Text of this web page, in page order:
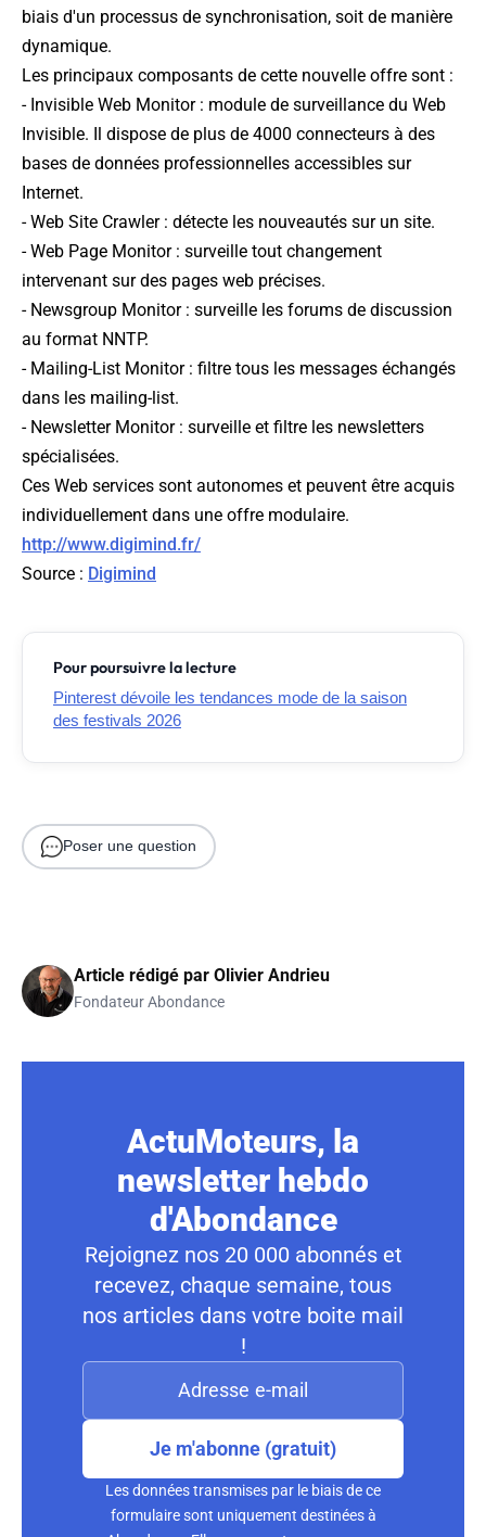
biais d'un processus de synchronisation, soit de manière
dynamique.
Les principaux composants de cette nouvelle offre sont :
- Invisible Web Monitor : module de surveillance du Web
Invisible. Il dispose de plus de 4000 connecteurs à des
bases de données professionnelles accessibles sur
Internet.
- Web Site Crawler : détecte les nouveautés sur un site.
- Web Page Monitor : surveille tout changement
intervenant sur des pages web précises.
- Newsgroup Monitor : surveille les forums de discussion
au format NNTP.
- Mailing-List Monitor : filtre tous les messages échangés
dans les mailing-list.
- Newsletter Monitor : surveille et filtre les newsletters
spécialisées.
Ces Web services sont autonomes et peuvent être acquis
individuellement dans une offre modulaire.
http://www.digimind.fr/
Source : Digimind
Pour poursuivre la lecture
Pinterest dévoile les tendances mode de la saison
des festivals 2026
Poser une question
Article rédigé par Olivier Andrieu
Fondateur Abondance
ActuMoteurs, la
newsletter hebdo
d'Abondance
Rejoignez nos 20 000 abonnés et
recevez, chaque semaine, tous
nos articles dans votre boite mail
!
Je m'abonne (gratuit)
Les données transmises par le biais de ce
formulaire sont uniquement destinées à